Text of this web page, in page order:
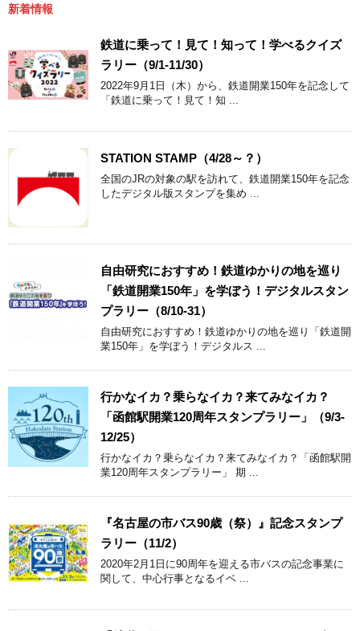
新着情報
鉄道に乗って！見て！知って！学べるクイズ
ラリー（9/1-11/30）
2022年9月1日（木）から、鉄道開業150年を記念して
「鉄道に乗って！見て！知 ...
STATION STAMP（4/28～？）
全国のJRの対象の駅を訪れて、鉄道開業150年を記念
したデジタル版スタンプを集め ...
自由研究におすすめ！鉄道ゆかりの地を巡り
「鉄道開業150年」を学ぼう！デジタルスタン
プラリー（8/10-31）
自由研究におすすめ！鉄道ゆかりの地を巡り「鉄道開
業150年」を学ぼう！デジタルス ...
行かなイカ？乗らなイカ？来てみなイカ？
「函館駅開業120周年スタンプラリー」（9/3-
12/25）
行かなイカ？乗らなイカ？来てみなイカ？「函館駅開
業120周年スタンプラリー」 期 ...
『名古屋の市バス90歳（祭）』記念スタンプ
ラリー（11/2）
2020年2月1日に90周年を迎える市バスの記念事業に
関して、中心行事となるイベ ...